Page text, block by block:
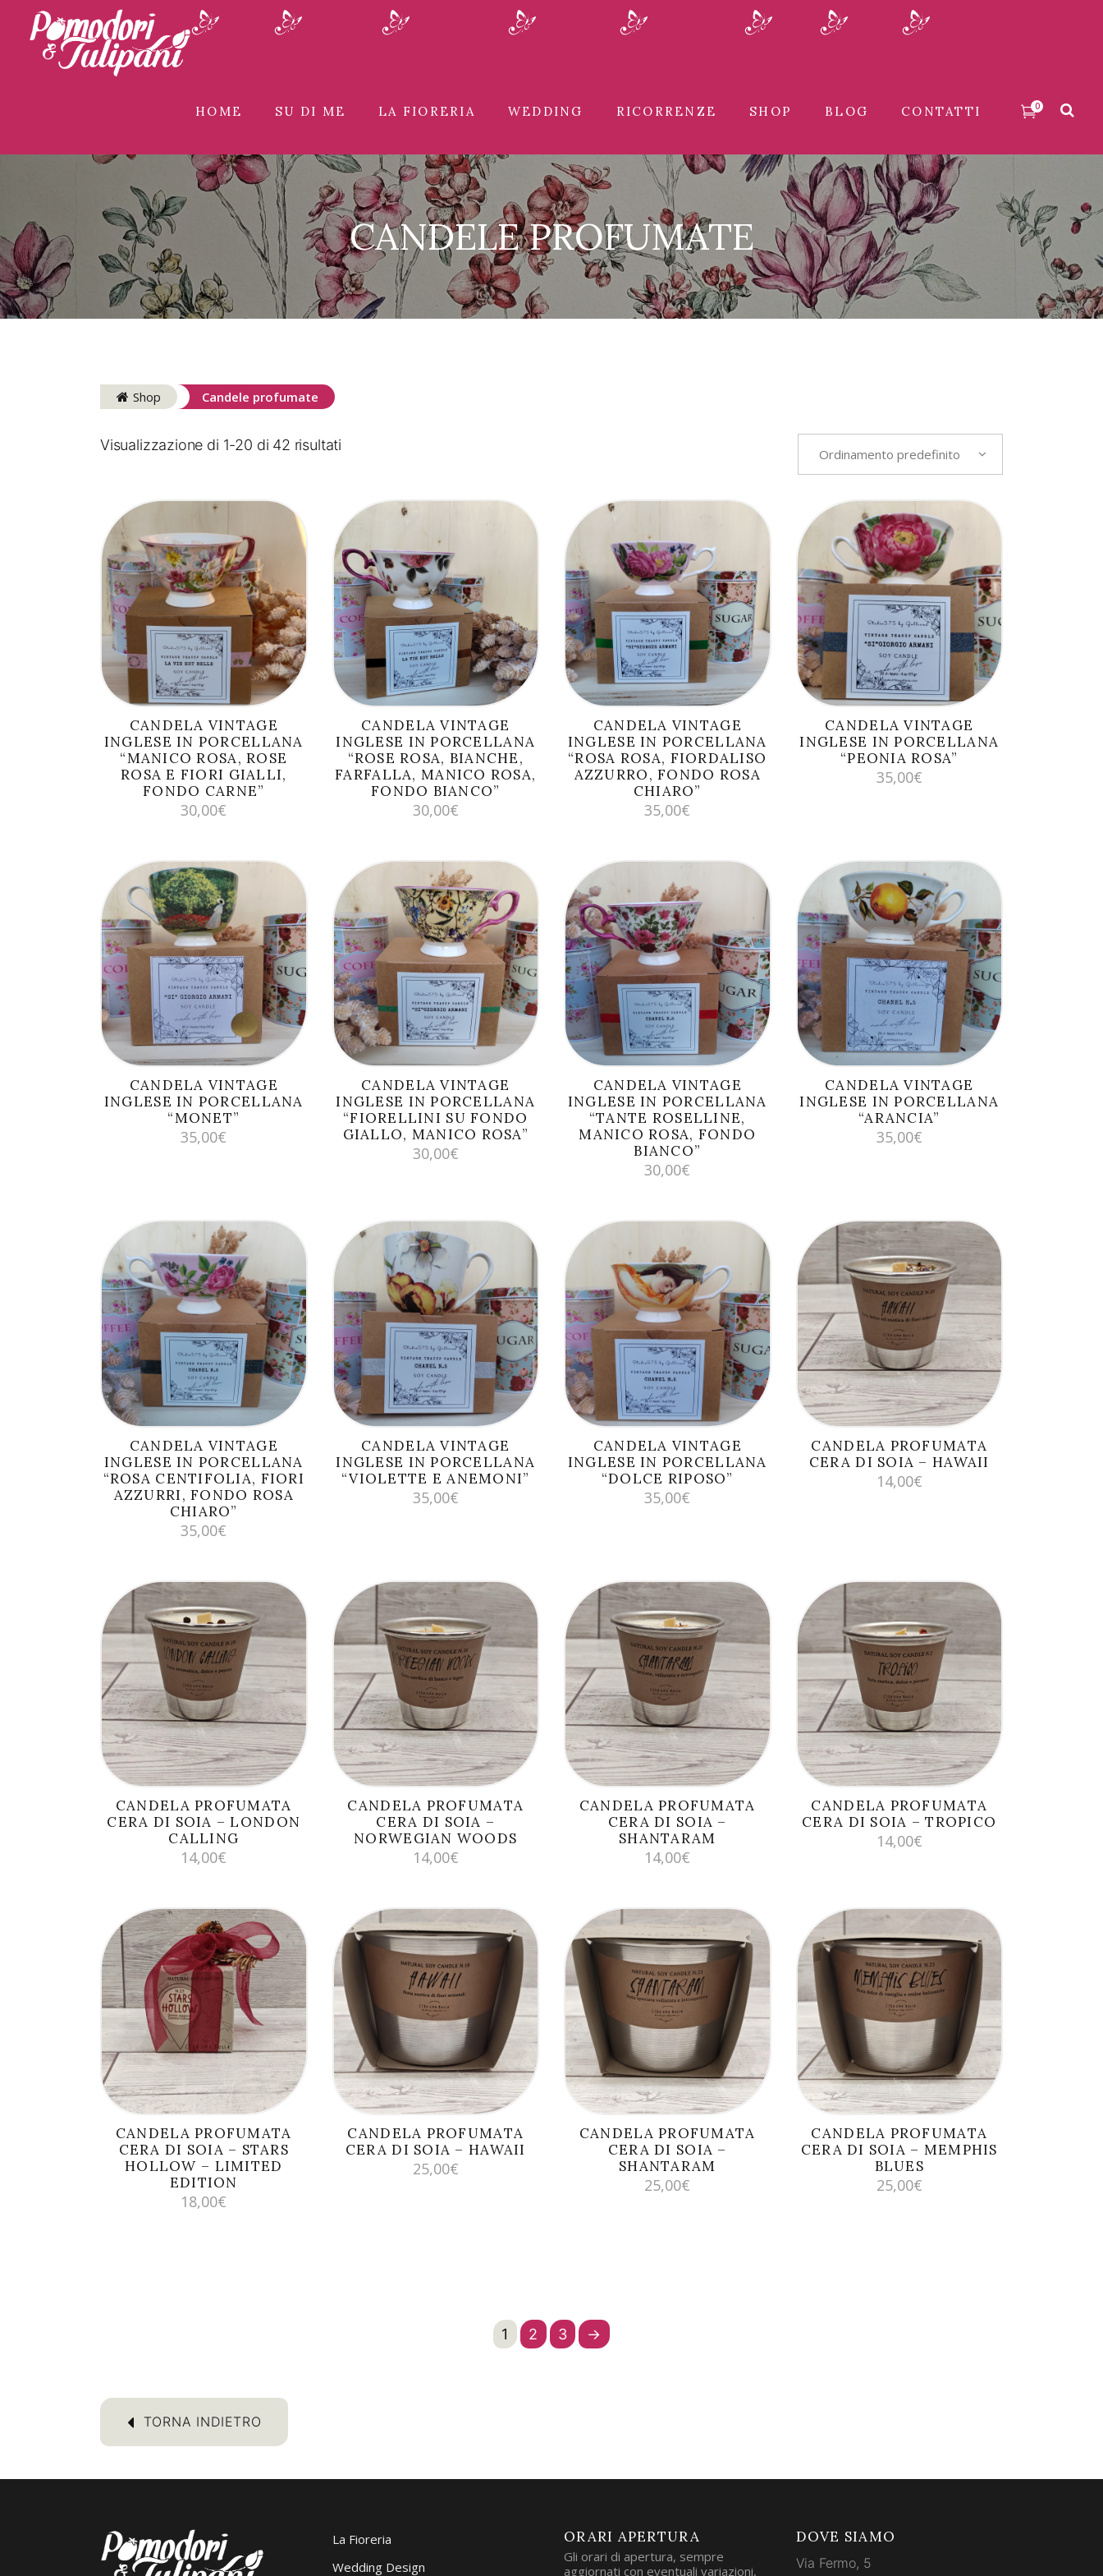
HOME SU DI ME LA FIORERIA WEDDING RICORRENZE SHOP BLOG CONTATTI 0
CANDELE PROFUMATE
Shop Candele profumate
Visualizzazione di 1-20 di 42 risultati
Ordinamento predefinito
AGGIUNGI AL
CARRELLO
CANDELA VINTAGE
INGLESE IN PORCELLANA
“MANICO ROSA, ROSE
ROSA E FIORI GIALLI,
FONDO CARNE”
30,00€
AGGIUNGI AL
CARRELLO
CANDELA VINTAGE
INGLESE IN PORCELLANA
“ROSE ROSA, BIANCHE,
FARFALLA, MANICO ROSA,
FONDO BIANCO”
30,00€
AGGIUNGI AL
CARRELLO
CANDELA VINTAGE
INGLESE IN PORCELLANA
“ROSA ROSA, FIORDALISO
AZZURRO, FONDO ROSA
CHIARO”
35,00€
AGGIUNGI AL
CARRELLO
CANDELA VINTAGE
INGLESE IN PORCELLANA
“PEONIA ROSA”
35,00€
AGGIUNGI AL
CARRELLO
CANDELA VINTAGE
INGLESE IN PORCELLANA
“MONET”
35,00€
AGGIUNGI AL
CARRELLO
CANDELA VINTAGE
INGLESE IN PORCELLANA
“FIORELLINI SU FONDO
GIALLO, MANICO ROSA”
30,00€
AGGIUNGI AL
CARRELLO
CANDELA VINTAGE
INGLESE IN PORCELLANA
“TANTE ROSELLINE,
MANICO ROSA, FONDO
BIANCO”
30,00€
AGGIUNGI AL
CARRELLO
CANDELA VINTAGE
INGLESE IN PORCELLANA
“ARANCIA”
35,00€
AGGIUNGI AL
CARRELLO
CANDELA VINTAGE
INGLESE IN PORCELLANA
“ROSA CENTIFOLIA, FIORI
AZZURRI, FONDO ROSA
CHIARO”
35,00€
AGGIUNGI AL
CARRELLO
CANDELA VINTAGE
INGLESE IN PORCELLANA
“VIOLETTE E ANEMONI”
35,00€
AGGIUNGI AL
CARRELLO
CANDELA VINTAGE
INGLESE IN PORCELLANA
“DOLCE RIPOSO”
35,00€
AGGIUNGI AL
CARRELLO
CANDELA PROFUMATA
CERA DI SOIA – HAWAII
14,00€
AGGIUNGI AL
CARRELLO
CANDELA PROFUMATA
CERA DI SOIA – LONDON
CALLING
14,00€
AGGIUNGI AL
CARRELLO
CANDELA PROFUMATA
CERA DI SOIA –
NORWEGIAN WOODS
14,00€
AGGIUNGI AL
CARRELLO
CANDELA PROFUMATA
CERA DI SOIA –
SHANTARAM
14,00€
AGGIUNGI AL
CARRELLO
CANDELA PROFUMATA
CERA DI SOIA – TROPICO
14,00€
AGGIUNGI AL
CARRELLO
CANDELA PROFUMATA
CERA DI SOIA – STARS
HOLLOW – LIMITED
EDITION
18,00€
AGGIUNGI AL
CARRELLO
CANDELA PROFUMATA
CERA DI SOIA – HAWAII
25,00€
AGGIUNGI AL
CARRELLO
CANDELA PROFUMATA
CERA DI SOIA –
SHANTARAM
25,00€
AGGIUNGI AL
CARRELLO
CANDELA PROFUMATA
CERA DI SOIA – MEMPHIS
BLUES
25,00€
1 2 3 →
TORNA INDIETRO
La Fioreria
Wedding Design
ORARI APERTURA
Gli orari di apertura, sempre
aggiornati con eventuali variazioni,
DOVE SIAMO
Via Fermo, 5